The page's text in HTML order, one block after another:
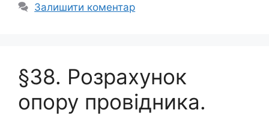
Залишити коментар
§38. Розрахунок
опору провідника.